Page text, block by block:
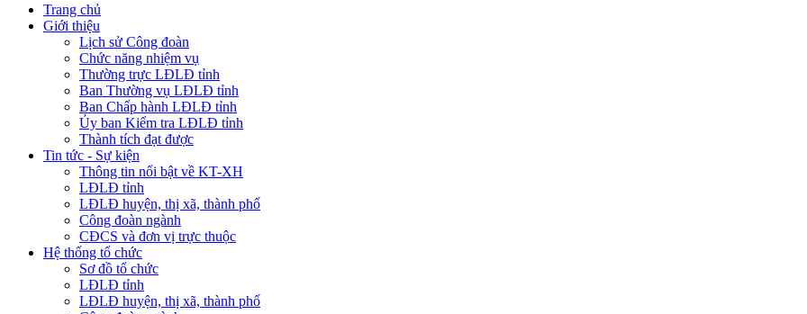
Trang chủ
Giới thiệu
Lịch sử Công đoàn
Chức năng nhiệm vụ
Thường trực LĐLĐ tỉnh
Ban Thường vụ LĐLĐ tỉnh
Ban Chấp hành LĐLĐ tỉnh
Ủy ban Kiểm tra LĐLĐ tỉnh
Thành tích đạt được
Tin tức - Sự kiện
Thông tin nổi bật về KT-XH
LĐLĐ tỉnh
LĐLĐ huyện, thị xã, thành phố
Công đoàn ngành
CĐCS và đơn vị trực thuộc
Hệ thống tổ chức
Sơ đồ tổ chức
LĐLĐ tỉnh
LĐLĐ huyện, thị xã, thành phố